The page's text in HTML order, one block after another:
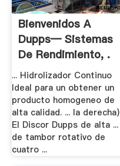
Bienvenidos A
Dupps— Sistemas
De Rendimiento, .
... Hidrolizador Continuo
Ideal para un obtener un
producto homogeneo de
alta calidad. ... la derecha)
El Discor Dupps de alta ...
de tambor rotativo de
cuatro ...